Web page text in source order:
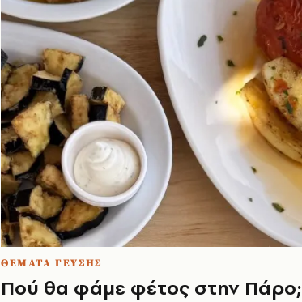
ΘΕΜΑΤΑ ΓΕΥΣΗΣ
Πού θα φάμε φέτος στην Πάρο;